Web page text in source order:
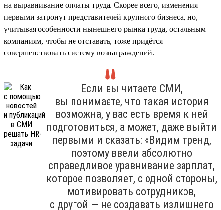
на выравнивание оплаты труда. Скорее всего, изменения
первыми затронут представителей крупного бизнеса, но,
учитывая особенности нынешнего рынка труда, остальным
компаниям, чтобы не отставать, тоже придётся
совершенствовать систему вознаграждений.
Если вы читаете СМИ,
вы понимаете, что такая история
возможна, у вас есть время к ней
подготовиться, а может, даже выйти
первыми и сказать: «Видим тренд,
поэтому ввели абсолютно
справедливое уравнивание зарплат,
которое позволяет, с одной стороны,
мотивировать сотрудников,
с другой — не создавать излишнего